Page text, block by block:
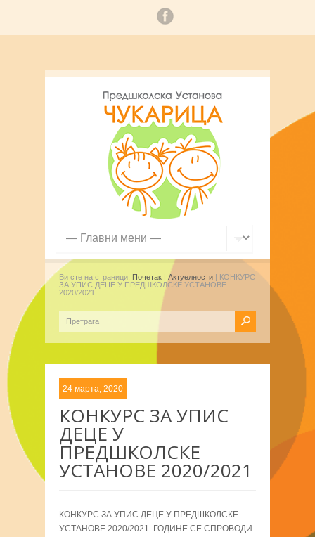
Ви сте на страници: Почетак | Актуелности | КОНКУРС
ЗА УПИС ДЕЦЕ У ПРЕДШКОЛСКЕ УСТАНОВЕ
2020/2021
24 марта, 2020
КОНКУРС ЗА УПИС
ДЕЦЕ У
ПРЕДШКОЛСКЕ
УСТАНОВЕ 2020/2021
КОНКУРС ЗА УПИС ДЕЦЕ У ПРЕДШКОЛСКЕ
УСТАНОВЕ 2020/2021. ГОДИНЕ СЕ СПРОВОДИ